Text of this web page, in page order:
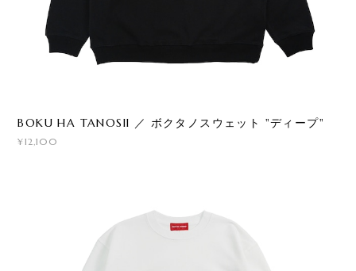
BOKU HA TANOSII ／ ボクタノスウェット "ディープ"
¥12,100